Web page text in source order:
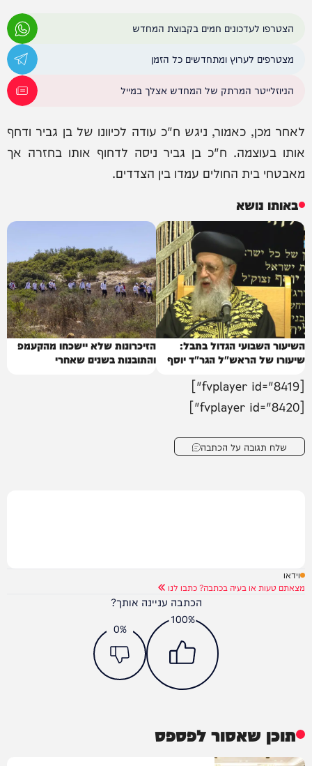
הצטרפו לעדכונים חמים בקבוצת המחדש
מצטרפים לערוץ ומתחדשים כל הזמן
הניוזלייטר המרתק של המחדש אצלך במייל
לאחר מכן, כאמור, ניגש ח"כ עודה לכיוונו של בן גביר ודחף
אותו בעוצמה. ח"כ בן גביר ניסה לדחוף אותו בחזרה אך
מאבטחי בית החולים עמדו בין הצדדים.
באותו נושא
השיעור השבועי הגדול בתבל:
שיעורו של הראש"ל הגר"ד יוסף
הזיכרונות שלא יישכחו מהקעמפ
והתובנות בשנים שאחרי
[fvplayer id="8419"]
[fvplayer id="8420"]
שלח תגובה על הכתבה
וידאו
מצאתם טעות או בעיה בכתבה? כתבו לנו
הכתבה עניינה אותך?
100%
0%
תוכן שאסור לפספס